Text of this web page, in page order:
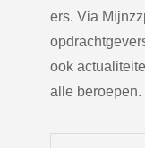
ers. Via
ook
alle beroepen.